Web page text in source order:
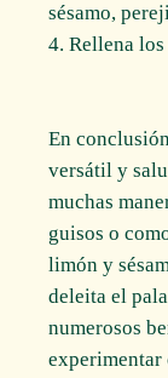
sésamo,
4. Rellena
En
versátil y
muchas
guisos o
limón y
deleita el
numerosos
experimentar